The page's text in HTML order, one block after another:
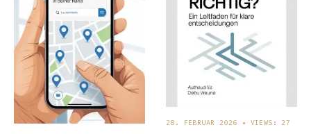
28. FEBRUAR 2026 • VIEWS: 27